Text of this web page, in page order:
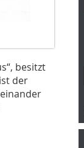
besitzt
der